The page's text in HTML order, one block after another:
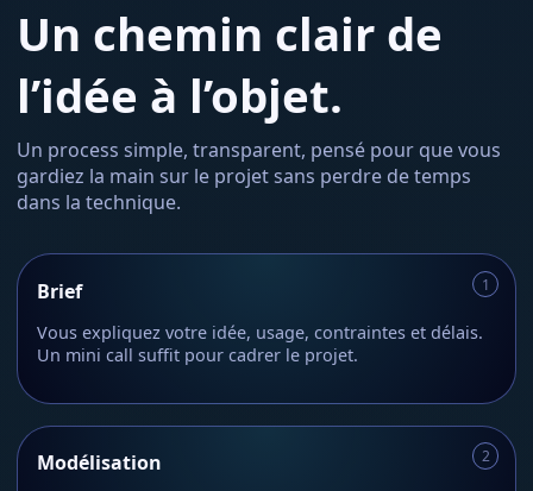
Un chemin clair de
l’idée à l’objet.
Un process simple, transparent, pensé pour que vous
gardiez la main sur le projet sans perdre de temps
dans la technique.
Brief
Vous expliquez votre idée, usage, contraintes et délais.
Un mini call suffit pour cadrer le projet.
Modélisation